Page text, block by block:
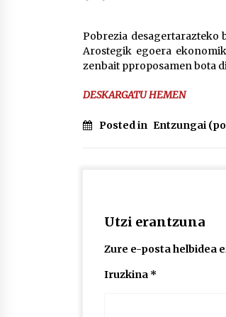
POTTO: San
saioa
Auritz
ikusgai
Pobrezia desagertarazteko
Arostegik egoera
zenbait pproposamen bota
DESKARGATU HEMEN
Posted in Entzungai
Utzi erantzuna
Zure e-posta helbidea
Iruzkina *